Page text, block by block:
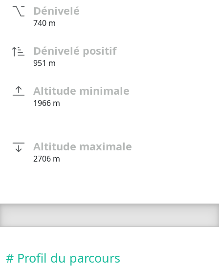
Dénivelé
740 m
Dénivelé positif
951 m
Altitude minimale
1966 m
Altitude maximale
2706 m
# Profil du parcours